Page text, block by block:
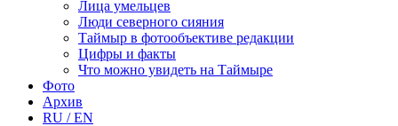
Лица умельцев
Люди северного сияния
Таймыр в фотообъективе редакции
Цифры и факты
Что можно увидеть на Таймыре
Фото
Архив
RU / EN